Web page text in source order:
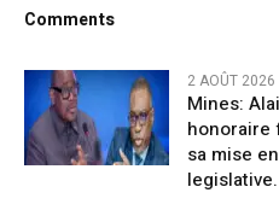
Comments
2 AOÛT 2026
Mines:
honoraire
sa mise
legislative.